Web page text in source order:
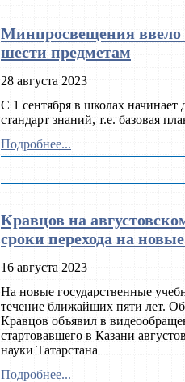
Минпросвещения ввело
шести предметам
28 августа 2023
С 1 сентября в школах начинает
стандарт знаний, т.е. базовая
Подробнее...
Кравцов на
сроки перехода на
16 августа 2023
На новые государственные
течение ближайших пяти лет.
Кравцов объявил в
стартовавшего в Казани
науки Татарстана
Подробнее...